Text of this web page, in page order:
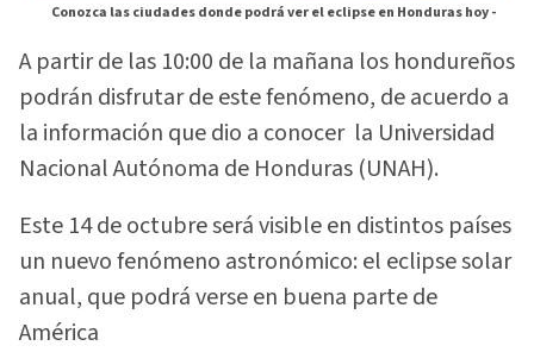
Conozca las ciudades donde podrá ver el eclipse en Honduras hoy -
A partir de las 10:00 de la mañana los hondureños
podrán disfrutar de este fenómeno, de acuerdo a
la información que dio a conocer la Universidad
Nacional Autónoma de Honduras (UNAH).
Este 14 de octubre será visible en distintos países
un nuevo fenómeno astronómico: el eclipse solar
anual, que podrá verse en buena parte de
América